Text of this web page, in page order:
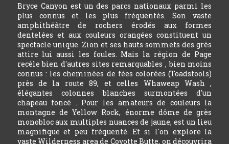
Bryce Canyon est un des parcs nationaux parmi les
plus connus et les plus fréquentés. Son vaste
amphithéâtre de rochers érodés aux formes
dentelées et aux couleurs orangées constituent un
spectacle unique. Zion et ses hauts sommets des grès
attire lui aussi les foules. Mais la région de Page
recèle bien d'autres sites remarquables , bien moins
connus : les cheminées de fées colorées (Toadstools)
près de la route 89, et celles Whaweap Wash ,
élégantes colonnes blanches surmontées d'un
chapeau foncé . Pour les amateurs de couleurs la
montagne de Yellow Rock, énorme dôme de grès
monobloc aux multiples nuances de jaune, est un lieu
magnifique et peu fréquenté. Et si l'on explore la
vaste Wilderness area de Coyotte Butte, on découvrira